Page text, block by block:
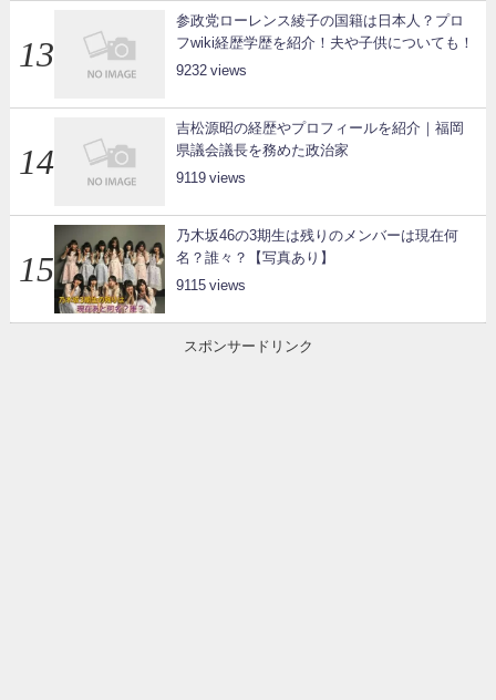
参政党ローレンス綾子の国籍は日本人？プロ
フwiki経歴学歴を紹介！夫や子供についても！
9232
吉松源昭の経歴やプロフィールを紹介｜福岡
県議会議長を務めた政治家
9119
乃木坂46の3期生は残りのメンバーは現在何
名？誰々？【写真あり】
9115
スポンサードリンク